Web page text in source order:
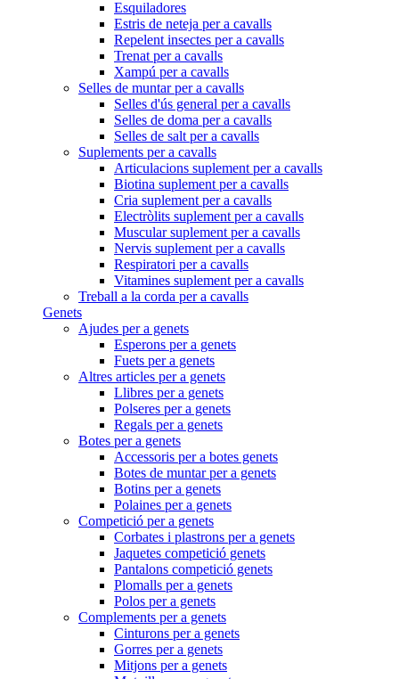
Esquiladores
Estris de neteja per a cavalls
Repelent insectes per a cavalls
Trenat per a cavalls
Xampú per a cavalls
Selles de muntar per a cavalls
Selles d'ús general per a cavalls
Selles de doma per a cavalls
Selles de salt per a cavalls
Suplements per a cavalls
Articulacions suplement per a cavalls
Biotina suplement per a cavalls
Cria suplement per a cavalls
Electròlits suplement per a cavalls
Muscular suplement per a cavalls
Nervis suplement per a cavalls
Respiratori per a cavalls
Vitamines suplement per a cavalls
Treball a la corda per a cavalls
Genets
Ajudes per a genets
Esperons per a genets
Fuets per a genets
Altres articles per a genets
Llibres per a genets
Polseres per a genets
Regals per a genets
Botes per a genets
Accessoris per a botes genets
Botes de muntar per a genets
Botins per a genets
Polaines per a genets
Competició per a genets
Corbates i plastrons per a genets
Jaquetes competició genets
Pantalons competició genets
Plomalls per a genets
Polos per a genets
Complements per a genets
Cinturons per a genets
Gorres per a genets
Mitjons per a genets